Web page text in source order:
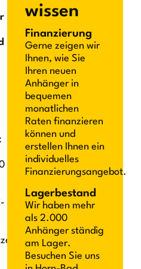
wissen
Finanzierung
Gerne zeigen wir
Ihnen, wie Sie
Ihren neuen
Anhänger in
bequemen
monatlichen
Raten finanzieren
können und
erstellen Ihnen ein
individuelles
Finanzierungsangebot.
Lagerbestand
Wir haben mehr
als 2.000
Anhänger ständig
am Lager.
Besuchen Sie uns